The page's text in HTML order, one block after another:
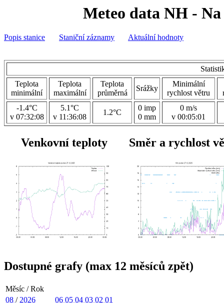
Meteo data NH - Na
Popis stanice Staniční záznamy Aktuální hodnoty
Teplota
minimální
Teplota
maximální
Teplota
průměrná
Srážky
Minimální
rychlost větru
-1.4°C
v 07:32:08
5.1°C
v 11:36:08
1.2°C
0 imp
0 mm
0 m/s
v 00:05:01
Venkovní teploty Směr a rychlost
Dostupné grafy (max 12 měsíců zpět)
Měsíc / Rok
08 / 2026 06 05 04 03 02 01